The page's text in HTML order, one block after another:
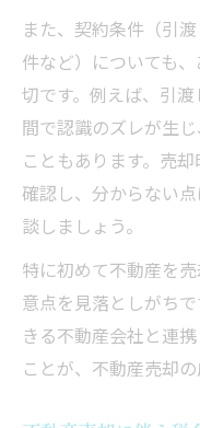
また、契約条件（引
件など）についても
切です。例えば、引
間で認識のズレが生
こともあります。売
確認し、分からない
談しましょう。
特に初めて不動産を
意点を見落としがち
きる不動産会社と連
ことが、不動産売却